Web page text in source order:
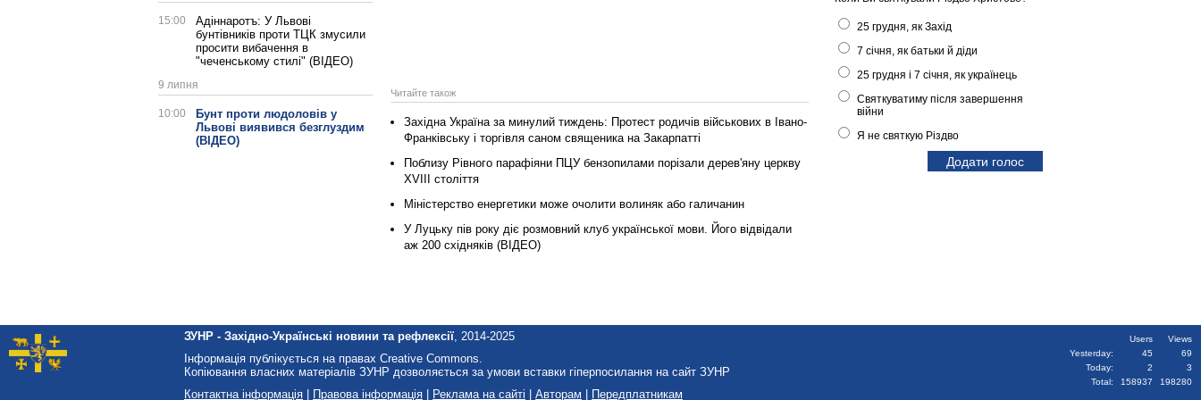
15:00
Адіннаротъ: У Львові
бунтівників проти ТЦК змусили
просити вибачення в
"чеченському стилі" (ВІДЕО)
9 липня
10:00
Бунт проти людоловів у
Львові виявився безглуздим
(ВІДЕО)
Читайте також
Західна Україна за минулий тиждень: Протест родичів військових в Івано-
Франківську і торгівля саном священика на Закарпатті
Поблизу Рівного парафіяни ПЦУ бензопилами порізали дерев'яну церкву
XVIII століття
Міністерство енергетики може очолити волиняк або галичанин
У Луцьку пів року діє розмовний клуб української мови. Його відвідали
аж 200 східняків (ВІДЕО)
25 грудня, як Захід
7 січня, як батьки й діди
25 грудня і 7 січня, як українець
Святкуватиму після завершення
війни
Я не святкую Різдво
ЗУНР - Західно-Українські новини та рефлексії, 2014-2025
Інформація публікується на правах Creative Commons.
Копіювання власних матеріалів ЗУНР дозволяється за умови вставки гіперпосилання на сайт ЗУНР
Контактна інформація
Правова інформація Реклама на сайті Авторам Передплатникам
Users
Views
Yesterday:
45
69
Today:
2
3
Total:
158937 198280